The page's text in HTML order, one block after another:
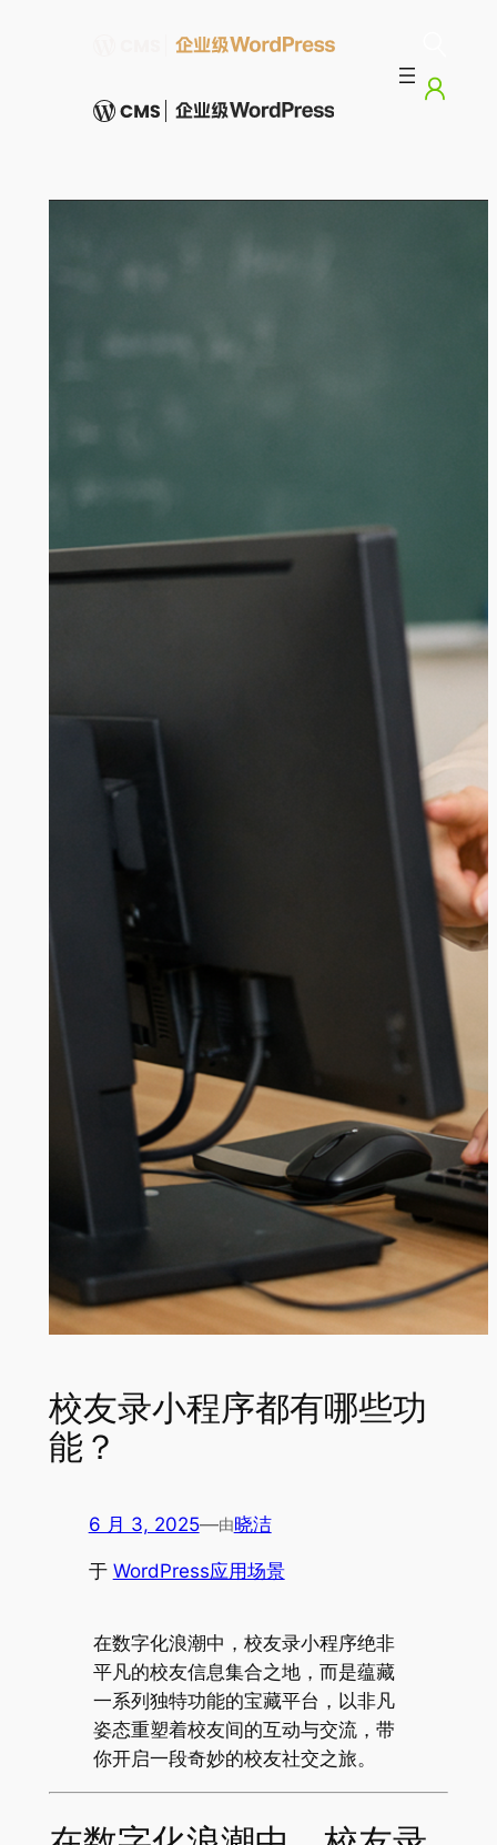
校友录小程序都有哪些功
能？
6 月 3, 2025—由晓洁
于 WordPress应用场景
在数字化浪潮中，校友录小程序绝非
平凡的校友信息集合之地，而是蕴藏
一系列独特功能的宝藏平台，以非凡
姿态重塑着校友间的互动与交流，带
你开启一段奇妙的校友社交之旅。